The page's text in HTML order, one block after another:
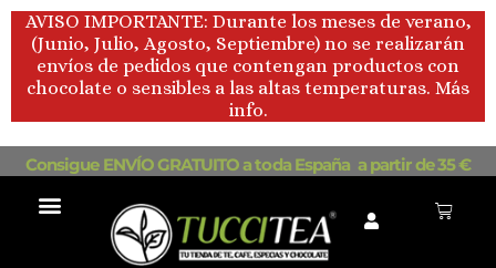
contenido
AVISO IMPORTANTE: Durante los meses de verano,
(Junio, Julio, Agosto, Septiembre) no se realizarán
envíos de pedidos que contengan productos con
chocolate o sensibles a las altas temperaturas. Más
info.
Consigue ENVÍO GRATUITO a toda España a partir de 35 €
Carrito